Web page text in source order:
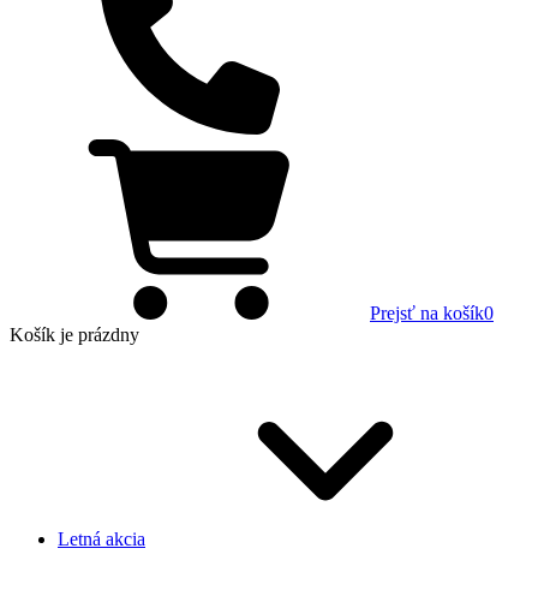
Prejsť na košík0
Košík je prázdny
Letná akcia